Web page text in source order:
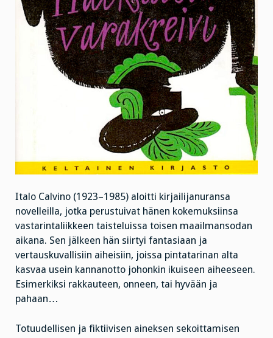
Italo Calvino (1923–1985) aloitti kirjailijanuransa
novelleilla, jotka perustuivat hänen kokemuksiinsa
vastarintaliikkeen taisteluissa toisen maailmansodan
aikana. Sen jälkeen hän siirtyi fantasiaan ja
vertauskuvallisiin aiheisiin, joissa pintatarinan alta
kasvaa usein kannanotto johonkin ikuiseen aiheeseen.
Esimerkiksi rakkauteen, onneen, tai hyvään ja
pahaan…
Totuudellisen ja fiktiivisen aineksen sekoittamisen